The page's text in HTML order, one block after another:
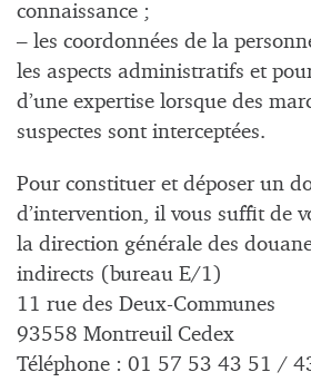
connaissance ;
– les coordonnées de la
les aspects administratifs et
d’une expertise lorsque des
suspectes sont interceptées.
Pour constituer et déposer un
d’intervention, il vous suffit de
la direction générale des
indirects (bureau E/1)
11 rue des Deux-Communes
93558 Montreuil Cedex
Téléphone : 01 57 53 43 51 /